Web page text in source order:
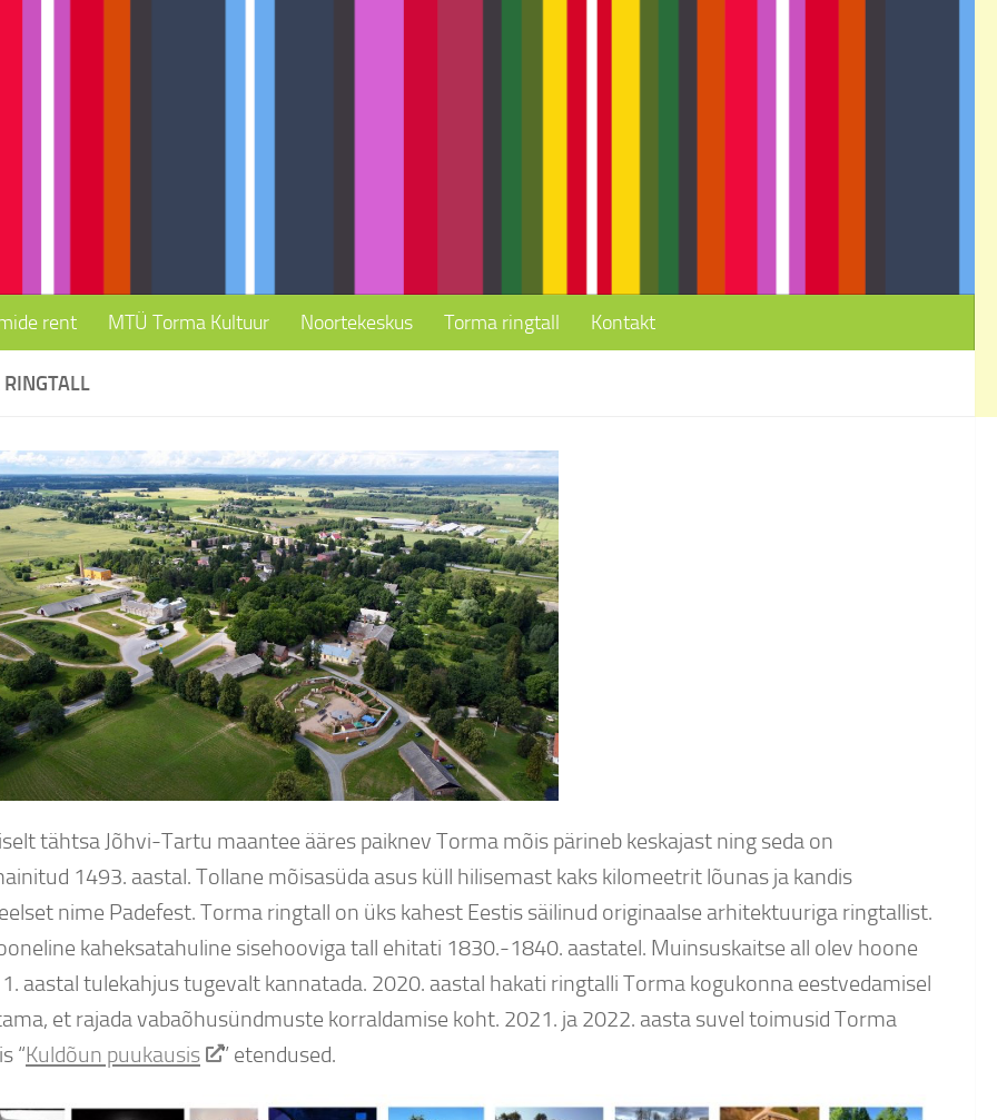
rent MTÜ Torma Kultuur Noortekeskus Torma ringtall Kontakt
tähtsa Jõhvi-Tartu maantee ääres paiknev Torma mõis pärineb keskajast ning seda on
1493. aastal. Tollane mõisasüda asus küll hilisemast kaks kilomeetrit lõunas ja kandis
nime Padefest. Torma ringtall on üks kahest Eestis säilinud originaalse arhitektuuriga ringtallist.
kaheksatahuline sisehooviga tall ehitati 1830.-1840. aastatel. Muinsuskaitse all olev hoone
aastal tulekahjus tugevalt kannatada. 2020. aastal hakati ringtalli Torma kogukonna eestvedamisel
et rajada vabaõhusündmuste korraldamise koht. 2021. ja 2022. aasta suvel toimusid Torma
“Kuldõun puukausis ” etendused.